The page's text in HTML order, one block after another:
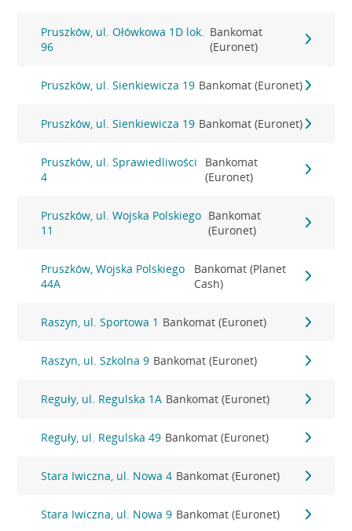
Pruszków, ul. Ołówkowa 1D lok.
96
Bankomat
(Euronet)
Pruszków, ul. Sienkiewicza 19 Bankomat (Euronet)
Pruszków, ul. Sienkiewicza 19 Bankomat (Euronet)
Pruszków, ul. Sprawiedliwości
4
Bankomat
(Euronet)
Pruszków, ul. Wojska Polskiego
11
Bankomat
(Euronet)
Pruszków, Wojska Polskiego
44A
Bankomat (Planet
Cash)
Raszyn, ul. Sportowa 1 Bankomat (Euronet)
Raszyn, ul. Szkolna 9 Bankomat (Euronet)
Reguły, ul. Regulska 1A Bankomat (Euronet)
Reguły, ul. Regulska 49 Bankomat (Euronet)
Stara Iwiczna, ul. Nowa 4 Bankomat (Euronet)
Stara Iwiczna, ul. Nowa 9 Bankomat (Euronet)